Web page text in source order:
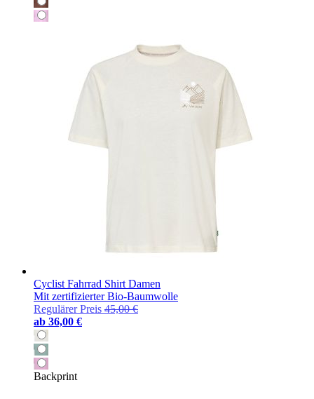
Cyclist Fahrrad Shirt Damen
Mit zertifizierter Bio-Baumwolle
Regulärer Preis 45,00 €
ab 36,00 €
Backprint